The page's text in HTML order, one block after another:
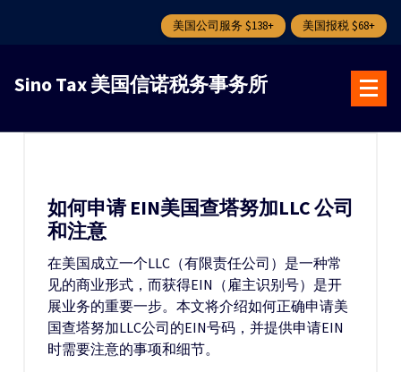
美国公司服务 $138+ 美国报税 $68+
Sino Tax 美国信诺税务事务所
如何申请 EIN美国查塔努加LLC 公司
和注意
在美国成立一个LLC（有限责任公司）是一种常
见的商业形式，而获得EIN（雇主识别号）是开
展业务的重要一步。本文将介绍如何正确申请美
国查塔努加LLC公司的EIN号码，并提供申请EIN
时需要注意的事项和细节。